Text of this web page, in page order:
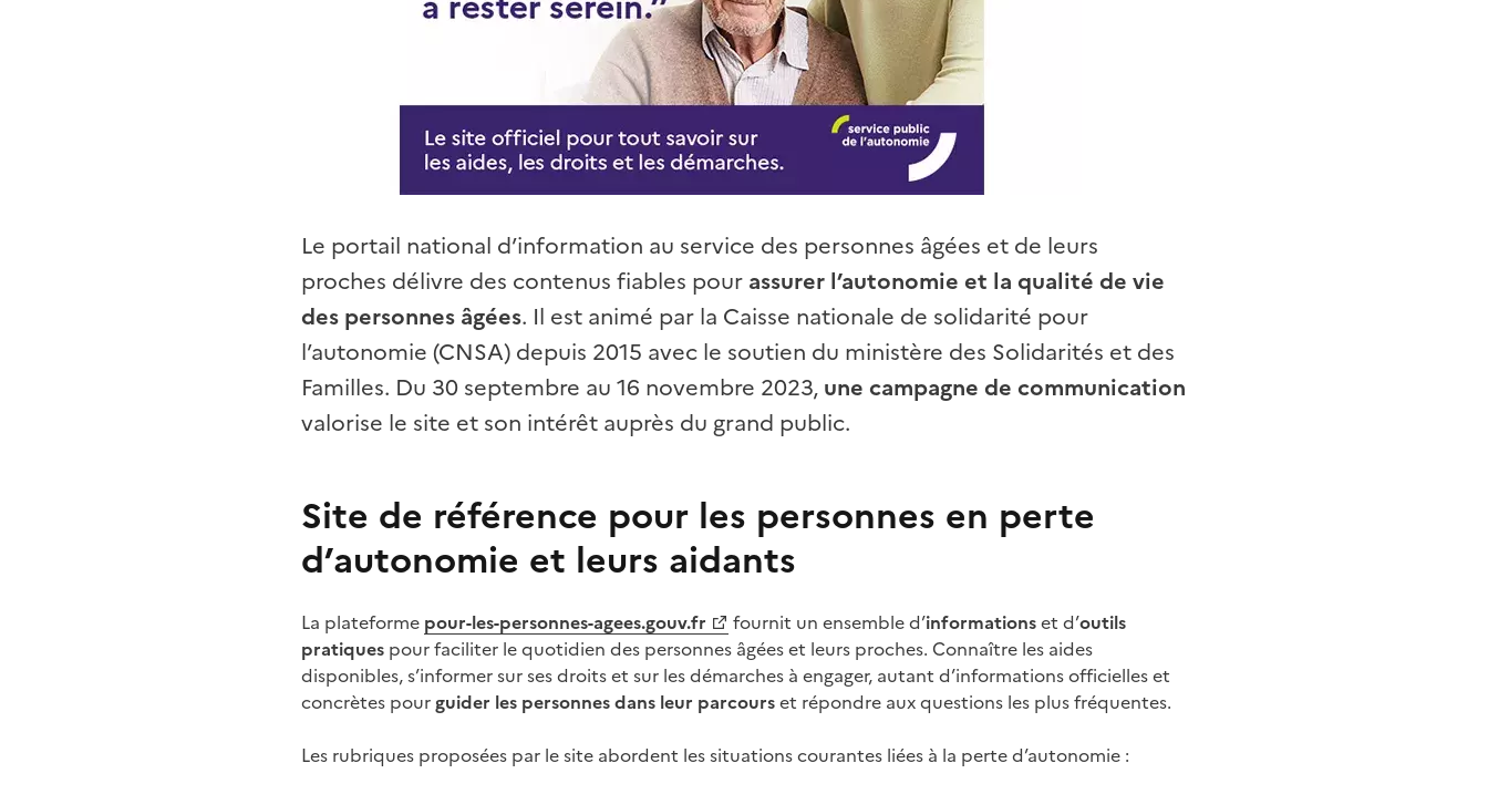
Le portail national d’information au service des personnes âgées et de leurs
proches délivre des contenus fiables pour assurer l’autonomie et la qualité de vie
des personnes âgées. Il est animé par la Caisse nationale de solidarité pour
l’autonomie (CNSA) depuis 2015 avec le soutien du ministère des Solidarités et des
Familles. Du 30 septembre au 16 novembre 2023, une campagne de communication
valorise le site et son intérêt auprès du grand public.
Site de référence pour les personnes en perte
d’autonomie et leurs aidants
La plateforme pour-les-personnes-agees.gouv.fr fournit un ensemble d’informationset d’outils
pratiques pour faciliter le quotidien des personnes âgées et leurs proches. Connaître les aides
disponibles, s’informer sur ses droits et sur les démarches à engager, autant d’informations officielles et
concrètes pourguider les personnes dans leur parcourset répondre aux questions les plus fréquentes.
Les rubriques proposées par le site abordent les situations courantes liées à la perte d’autonomie :